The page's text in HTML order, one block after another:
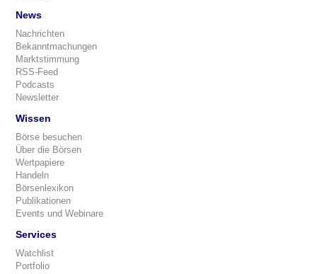
News
Nachrichten
Bekanntmachungen
Marktstimmung
RSS-Feed
Podcasts
Newsletter
Wissen
Börse besuchen
Über die Börsen
Wertpapiere
Handeln
Börsenlexikon
Publikationen
Events und Webinare
Services
Watchlist
Portfolio